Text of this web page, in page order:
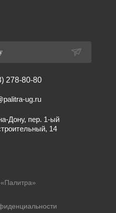
278-80-80
ug.ru
Дону, пер. 1-ый
14